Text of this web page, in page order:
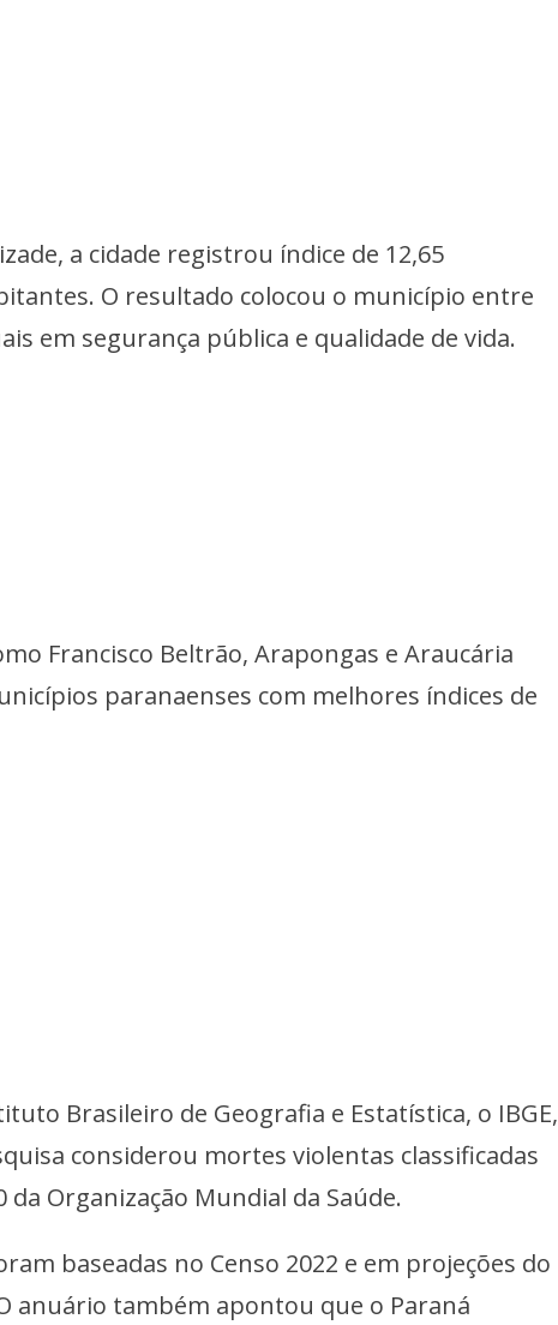
a cidade registrou índice de 12,65
O resultado colocou o município entre
em segurança pública e qualidade de vida.
Francisco Beltrão, Arapongas e Araucária
paranaenses com melhores índices de
Brasileiro de Geografia e Estatística, o IBGE,
considerou mortes violentas classificadas
Organização Mundial da Saúde.
baseadas no Censo 2022 e em projeções do
anuário também apontou que o Paraná